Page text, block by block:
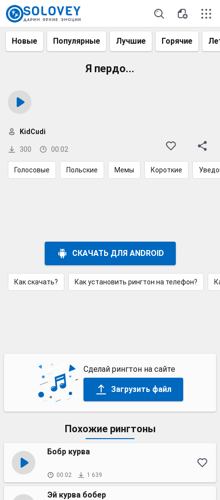
Новые Популярные Лучшие Горячие
Я пердо...
300 00:02
KidCudi
Голосовые Польские Мемы Короткие
СКАЧАТЬ ДЛЯ ANDROID
Как скачать? Как установить рингтон на телефон?
Сделай рингтон на сайте
Загрузить файл
Похожие рингтоны
Бобр курва
00:02 1 639
Эй курва бобер